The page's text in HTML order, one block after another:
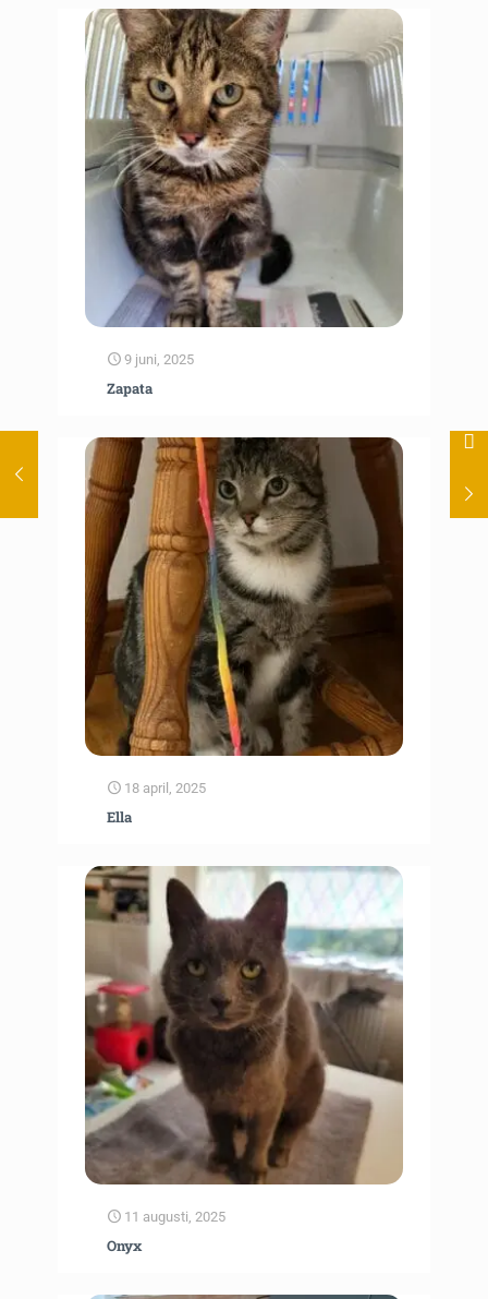
9 juni, 2025
Zapata
18 april, 2025
Ella
11 augusti, 2025
Onyx